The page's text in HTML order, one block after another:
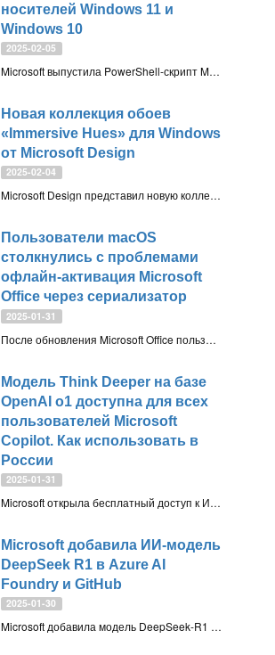
носителей Windows 11 и
Windows 10
2025-02-05
Microsoft выпустила PowerShell-скрипт Make2023BootableMedia.ps1 для обновления загрузочных носителей Windows 11 и 10, чтобы они доверяли новому сертификату Windows UEFI CA 2023. Это связано с заменой старых сертификатов Secure Boot 2011 года и устранением уязвимости Black Lotus Secure Boot (CVE-2023-24932)
Новая коллекция обоев
«Immersive Hues» для Windows
от Microsoft Design
2025-02-04
Microsoft Design представил новую коллекцию обоев «Immersive Hues» для Windows, сосредоточенную на «плавности и свете». В наборе пять изображений в светлой и тёмной версиях: Platform, Trust, Unitiled Red, Unitiled Purple и Waves
Пользователи macOS
столкнулись с проблемами
офлайн-активация Microsoft
Office через сериализатор
2025-01-31
После обновления Microsoft Office пользователи macOS столкнулись с проблемами офлайн-активации через сериализатор. Microsoft ограничила этот метод, предлагая альтернативные решения, включая Office LTSC и активацию через интернет
Модель Think Deeper на базе
OpenAI o1 доступна для всех
пользователей Microsoft
Copilot. Как использовать в
России
2025-01-31
Microsoft открыла бесплатный доступ к ИИ модели Think Deeper на базе OpenAI o1 для всех пользователей Copilot. Чтобы воспользоваться продвинутыми возможностями этой модели для обработки сложных запросов в России можно настроить Comss.one DNS
Microsoft добавила ИИ-модель
DeepSeek R1 в Azure AI
Foundry и GitHub
2025-01-30
Microsoft добавила модель DeepSeek-R1 в Azure AI Foundry и GitHub, сделав её доступной разработчикам в облаке Azure и на GitHub. Её также можно будет запустить локально в Windows на Copilot+ ПК